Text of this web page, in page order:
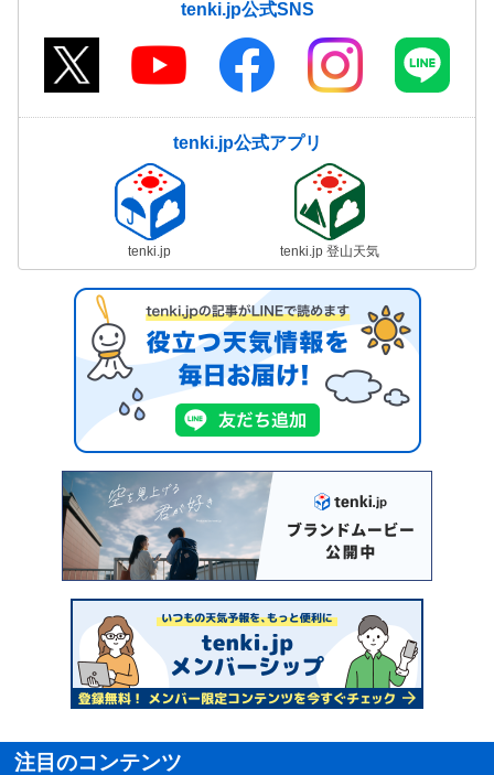
tenki.jp公式SNS
tenki.jp公式アプリ
tenki.jp tenki.jp 登山天気
注目のコンテンツ